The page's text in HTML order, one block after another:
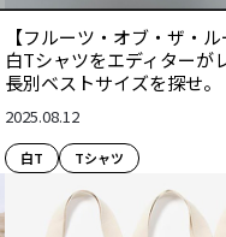
【フルーツ・オブ・ザ・
白Tシャツをエディターが
長別ベストサイズを探せ。
2025.08.12
白T Tシャツ